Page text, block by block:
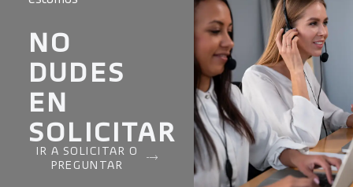
NO
DUDES
EN
SOLICITAR
IR A SOLICITAR O
PREGUNTAR